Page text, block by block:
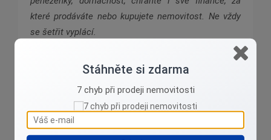
které prodáváte nebo kupujete nemovitost. Ne vždy
se šetřit vyplácí.
Jana Klimešová
Stáhněte si zdarma
7 chyb při prodeji nemovitosti